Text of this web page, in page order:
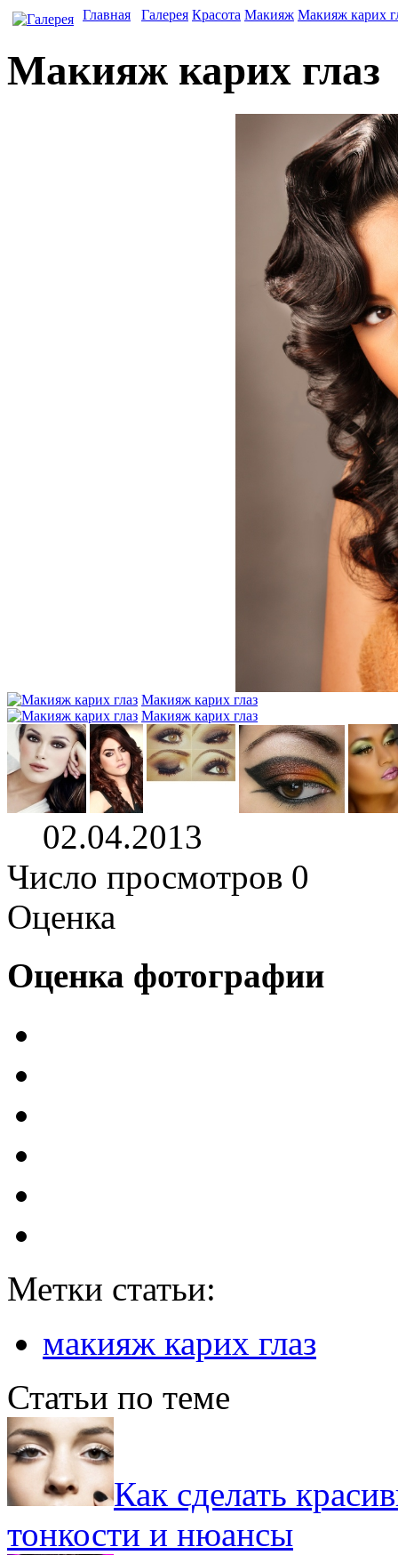
Главная Галерея Красота Макияж Макияж карих
Макияж карих глаз
Макияж карих глаз
Макияж карих глаз
02.04.2013
Число просмотров 0
Оценка
Оценка фотографии
Метки статьи:
макияж карих глаз
Статьи по теме
Как сделать
тонкости и нюансы